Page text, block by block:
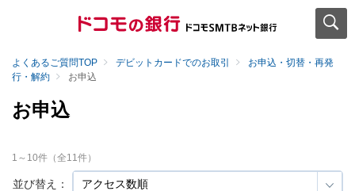
よくあるご質問TOP デビットカードでのお取引
お申込・切替・再発
行・解約
お申込
お申込
並び替え：
1 ～ 10件（全11件）